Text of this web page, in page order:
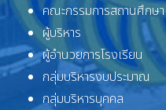
คณะกรรมการสถานศึกษา
ผู้บริหาร
ผู้อำนวยการโรงเรียน
กลุ่มบริหารงบประมาณ
กลุ่มบริหารบุคคล